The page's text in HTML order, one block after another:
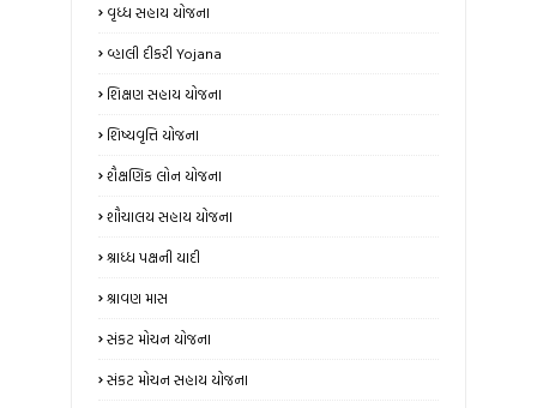
વૃધ્ધ સહાય યોજના
વ્હાલી દીકરી Yojana
શિક્ષણ સહાય યોજના
શિષ્યવૃત્તિ યોજના
શૈક્ષણિક લોન યોજના
શૌચાલય સહાય યોજના
શ્રાધ્ધ પક્ષની યાદી
શ્રાવણ માસ
સંકટ મોચન યોજના
સંકટ મોચન સહાય યોજના